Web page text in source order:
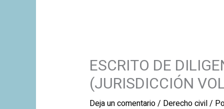
ESCRITO DE
(JURISDICCIÓN
Deja un comentario/ Derecho civil/